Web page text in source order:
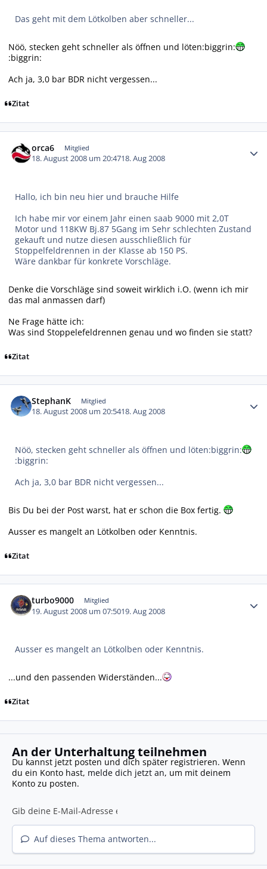
Das geht mit dem Lötkolben aber schneller...
Nöö, stecken geht schneller als öffnen und löten:biggrin:
:biggrin:
Ach ja, 3,0 bar BDR nicht vergessen...
Zitat
orca6 Mitglied
18. August 2008 um 20:4718. Aug 2008
Hallo, ich bin neu hier und brauche Hilfe
Ich habe mir vor einem Jahr einen saab 9000 mit 2,0T
Motor und 118KW Bj.87 5Gang im Sehr schlechten Zustand
gekauft und nutze diesen ausschließlich für
Stoppelfeldrennen in der Klasse ab 150 PS.
Wäre dankbar für konkrete Vorschläge.
Denke die Vorschläge sind soweit wirklich i.O. (wenn ich mir
das mal anmassen darf)
Ne Frage hätte ich:
Was sind Stoppelefeldrennen genau und wo finden sie statt?
Zitat
StephanK Mitglied
18. August 2008 um 20:5418. Aug 2008
Nöö, stecken geht schneller als öffnen und löten:biggrin:
:biggrin:
Ach ja, 3,0 bar BDR nicht vergessen...
Bis Du bei der Post warst, hat er schon die Box fertig.
Ausser es mangelt an Lötkolben oder Kenntnis.
Zitat
turbo9000 Mitglied
19. August 2008 um 07:5019. Aug 2008
Ausser es mangelt an Lötkolben oder Kenntnis.
...und den passenden Widerständen...
Zitat
An der Unterhaltung teilnehmen
Du kannst jetzt posten und dich später registrieren. Wenn
du ein Konto hast, melde dich jetzt an, um mit deinem
Konto zu posten.
Auf dieses Thema antworten...